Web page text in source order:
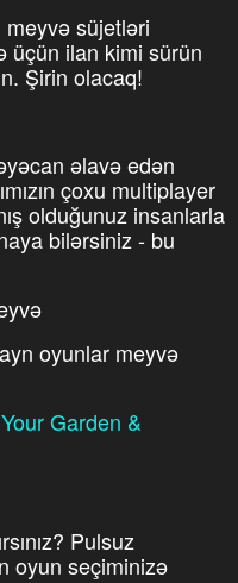
meyvə süjetləri
üçün ilan kimi sürün
Şirin olacaq!
əlavə edən
çoxu multiplayer
olduğunuz insanlarla
bilərsiniz - bu
oyunlar meyvə
Garden &
Pulsuz
oyun seçiminizə